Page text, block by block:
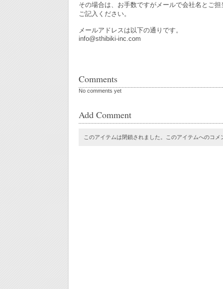
その場合は、お手数ですがメールで会社名とご
ご記入ください。
メールアドレスは以下の通りです。
info@sthibiki-inc.com
Comments
No comments yet
Add Comment
このアイテムは閉鎖されました。このアイテムへのコ